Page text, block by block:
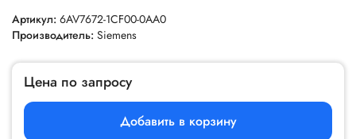
Артикул: 6AV7672-1CF00-0AA0
Производитель: Siemens
Цена по запросу
Добавить в корзину